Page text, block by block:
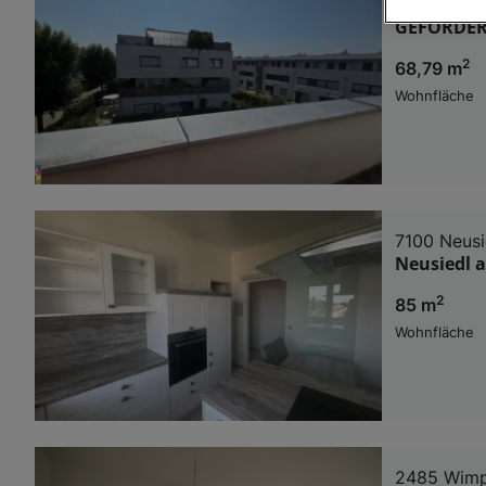
68,79 m2
Wohnfläche
7100
Neusiedl
85 m2
Wohnfläche
2485
Wir und